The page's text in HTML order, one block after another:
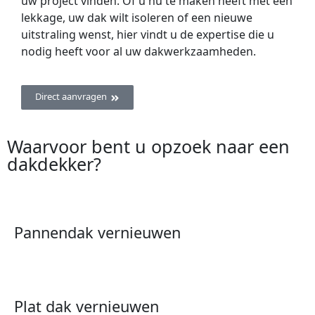
lekkage, uw dak wilt isoleren of een nieuwe
uitstraling wenst, hier vindt u de expertise die u
nodig heeft voor al uw dakwerkzaamheden.
Direct aanvragen
Waarvoor bent u opzoek naar een
dakdekker?
Pannendak vernieuwen
Plat dak vernieuwen